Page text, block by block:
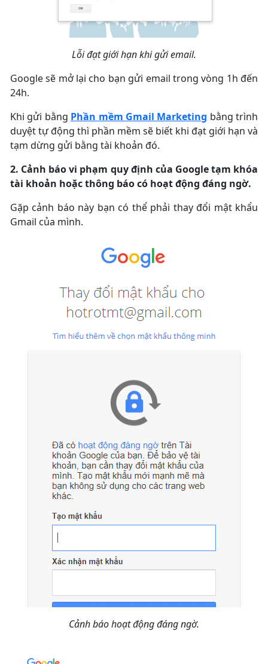
Lỗi đạt giới hạn khi gửi email.
Google sẽ mở lại cho bạn gửi email trong vòng 1h đến
24h.
Khi gửi bằng Phần mềm Gmail Marketing bằng trình
duyệt tự động thì phần mềm sẽ biết khi đạt giới hạn và
tạm dừng gửi bằng tài khoản đó.
2. Cảnh báo vi phạm quy định của Google tạm khóa
tài khoản hoặc thông báo có hoạt động đáng ngờ.
Gặp cảnh báo này bạn có thể phải thay đổi mật khẩu
Gmail của mình.
Cảnh báo hoạt động đáng ngờ.